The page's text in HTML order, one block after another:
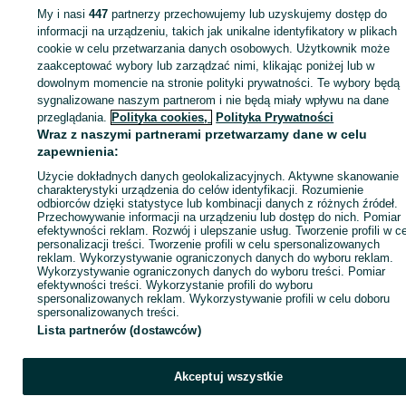
KATEGORIA
ID:1000799938 Wyświetlenia:
Zadzwoń / SMS Wyślij wiadomość
My i nasi447 partnerzy przechowujemy lub uzyskujemy dostęp do
informacji na urządzeniu, takich jak unikalne identyfikatory w plikach
cookie w celu przetwarzania danych osobowych. Użytkownik może
zaakceptować wybory lub zarządzać nimi, klikając poniżej lub w
dowolnym momencie na stronie polityki prywatności. Te wybory będą
sygnalizowane naszym partnerom i nie będą miały wpływu na dane
przeglądania. Polityka cookies, Polityka Prywatności
Wraz z naszymi partnerami przetwarzamy dane w celu
zapewnienia:
Użycie dokładnych danych geolokalizacyjnych. Aktywne skanowanie
charakterystyki urządzenia do celów identyfikacji. Rozumienie
odbiorców dzięki statystyce lub kombinacji danych z różnych źródeł.
Przechowywanie informacji na urządzeniu lub dostęp do nich. Pomiar
efektywności reklam. Rozwój i ulepszanie usług. Tworzenie profili w
personalizacji treści. Tworzenie profili w celu spersonalizowanych
reklam. Wykorzystywanie ograniczonych danych do wyboru reklam.
Wykorzystywanie ograniczonych danych do wyboru treści. Pomiar
efektywności treści. Wykorzystanie profili do wyboru
spersonalizowanych reklam. Wykorzystywanie profili w celu doboru
spersonalizowanych treści.
Lista partnerów (dostawców)
Akceptuj wszystkie